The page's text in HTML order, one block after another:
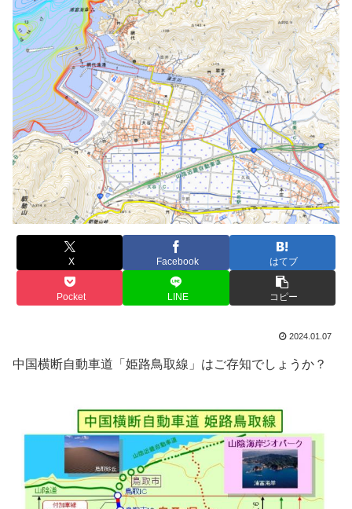
X Facebook はてブ
Pocket LINE コピー
2024.01.07
中国横断自動車道「姫路鳥取線」はご存知でしょうか？